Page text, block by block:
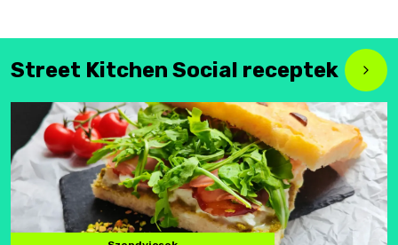
Street Kitchen Social receptek